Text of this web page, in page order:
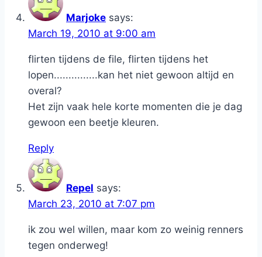
Marjoke says:
March 19, 2010 at 9:00 am
flirten tijdens de file, flirten tijdens het
lopen...............kan het niet gewoon altijd en
overal?
Het zijn vaak hele korte momenten die je dag
gewoon een beetje kleuren.
Reply
Repel says:
March 23, 2010 at 7:07 pm
ik zou wel willen, maar kom zo weinig renners
tegen onderweg!